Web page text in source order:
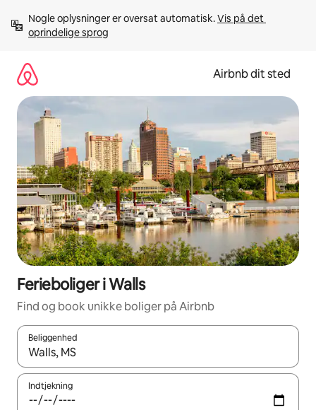
videre
Nogle oplysninger er oversat automatisk. Vis på det
oprindelige sprog
Airbnb dit sted
Ferieboliger i Walls
Find og book unikke boliger på Airbnb
Beliggenhed
Når resultaterne er tilgængelige, skal du navigere med
Indtjekning